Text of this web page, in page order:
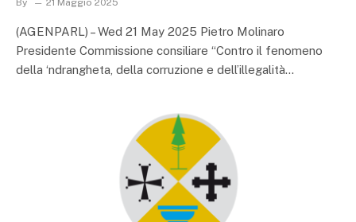
By 21 Maggio 2025
(AGENPARL) – Wed 21 May 2025 Pietro Molinaro
Presidente Commissione consiliare “Contro il fenomeno
della ‘ndrangheta, della corruzione e dell’illegalità…